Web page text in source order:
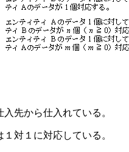
先から仕入れている。
対１に対応している。